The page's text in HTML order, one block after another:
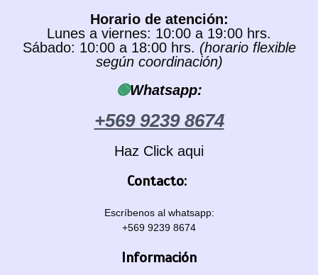
Horario de atención:
Lunes a viernes: 10:00 a 19:00 hrs.
Sábado: 10:00 a 18:00 hrs. (horario flexible
según coordinación)
🟢Whatsapp:
+569 9239 8674
Haz Click aqui
Contacto:
Escríbenos al whatsapp:
+569 9239 8674
Información